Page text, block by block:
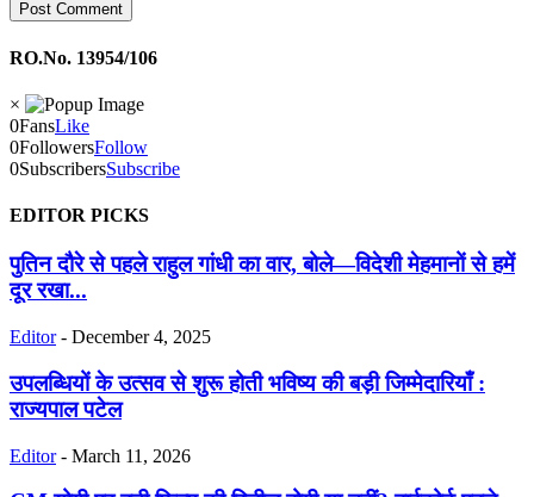
RO.No. 13954/106
×
0FansLike
0FollowersFollow
0SubscribersSubscribe
EDITOR PICKS
पुतिन दौरे से पहले राहुल गांधी का वार, बोले—विदेशी मेहमानों से हमें
दूर रखा...
Editor - December 4, 2025
उपलब्धियों के उत्सव से शुरू होती भविष्य की बड़ी जिम्मेदारियाँ :
राज्यपाल पटेल
Editor - March 11, 2026